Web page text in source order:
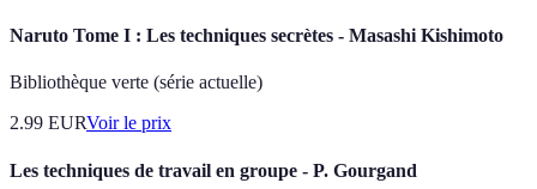
Naruto Tome I : Les techniques secrètes - Masashi Kishimoto
Bibliothèque verte (série actuelle)
2.99 EURVoir le prix
Les techniques de travail en groupe - P. Gourgand